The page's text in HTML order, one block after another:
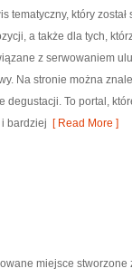
tematyczny, który
a także dla tych,
z serwowaniem
Na stronie można
To portal,
bardziej [ Read More ]
miejsce